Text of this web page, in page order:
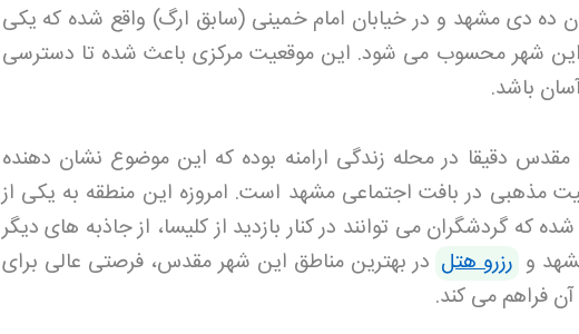
دی مشهد و در خیابان امام خمینی (سابق ارگ) واقع شده که یکی
شهر محسوب می شود. این موقعیت مرکزی باعث شده تا دسترسی
باشد.
دقیقا در محله زندگی ارامنه بوده که این موضوع نشان دهنده
مذهبی در بافت اجتماعی مشهد است. امروزه این منطقه به یکی از
که گردشگران می توانند در کنار بازدید از کلیسا، از جاذبه های دیگر
و رزرو هتل در بهترین مناطق این شهر مقدس، فرصتی عالی برای
فراهم می کند.